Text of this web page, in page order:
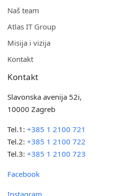
Naš team
Atlas IT Group
Misija i vizija
Kontakt
Kontakt
Slavonska avenija 52i,
10000 Zagreb
Tel.1:+385 1 2100 721
Tel.2:+385 1 2100 722
Tel.3:+385 1 2100 723
Facebook